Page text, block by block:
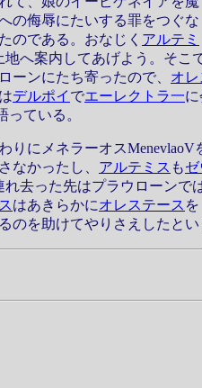
の侮辱にたいする罪をつぐな
のである。おなじく アルテミ
へ案内してあげよう。そこ
ーンにたち寄ったので、 オ
デルポイ でエーレクトラ一に
ている。
りにメネラーオスMenevlaoV
なかったし、 アルテミス もゼ
去った先はプラウローンで
はあきらかにオレステース
を助けてやりさえしたとい